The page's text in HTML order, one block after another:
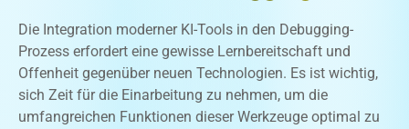
Die Integration moderner KI-Tools in den Debugging-
Prozess erfordert eine gewisse Lernbereitschaft und
Offenheit gegenüber neuen Technologien. Es ist wichtig,
sich Zeit für die Einarbeitung zu nehmen, um die
umfangreichen Funktionen dieser Werkzeuge optimal zu